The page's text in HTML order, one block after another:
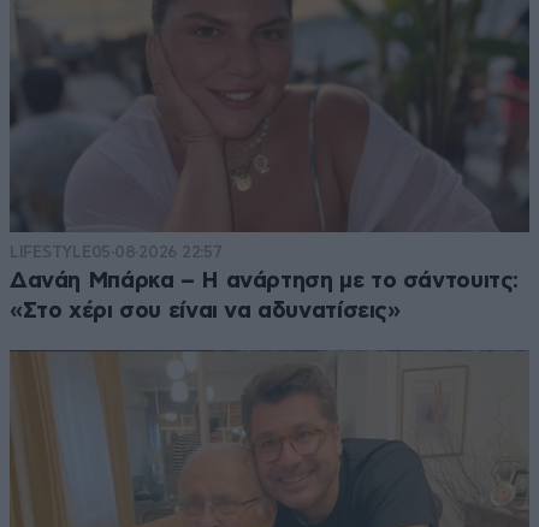
LIFESTYLE05·08·2026 22:57
Δανάη Μπάρκα – Η ανάρτηση με το σάντουιτς:
«Στο χέρι σου είναι να αδυνατίσεις»